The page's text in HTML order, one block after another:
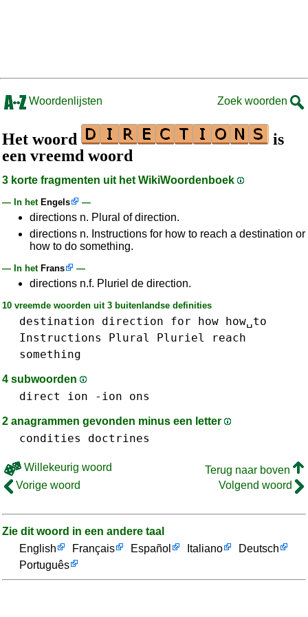
Woordenlijsten Zoek woorden
Het woord
is
een vreemd woord
3 korte fragmenten uit het WikiWoordenboek
— In het Engels —
directions n. Plural of direction.
directions n. Instructions for how to reach a destination or
how to do something.
— In het Frans —
directions n.f. Pluriel de direction.
10 vreemde woorden uit 3 buitenlandse definities
destination direction for how how␣to
Instructions
Plural Pluriel
reach
something
4 subwoorden
direct ion -ion ons
2 anagrammen gevonden minus een letter
condities doctrines
Willekeurig woord
Terug naar boven
Vorige woord
Volgend woord
Zie dit woord in een andere taal
English
Français Español Italiano
Deutsch
Português